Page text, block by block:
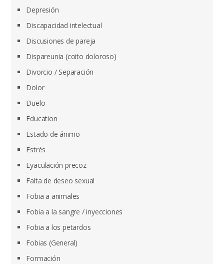
Depresión
Discapacidad intelectual
Discusiones de pareja
Dispareunia (coito doloroso)
Divorcio / Separación
Dolor
Duelo
Education
Estado de ánimo
Estrés
Eyaculación precoz
Falta de deseo sexual
Fobia a animales
Fobia a la sangre / inyecciones
Fobia a los petardos
Fobias (General)
Formación